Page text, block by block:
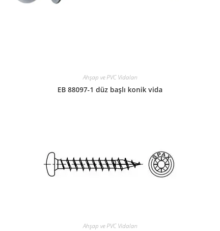
Ahşap ve PVC Vidaları
EB 88097-1 düz başlı konik vida
Ahşap ve PVC Vidaları